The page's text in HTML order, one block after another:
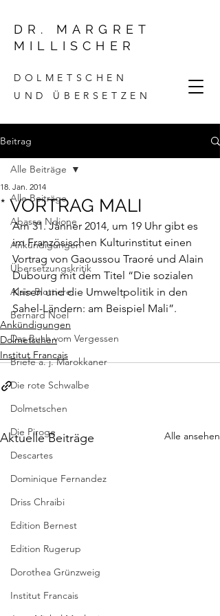
DR. MARGRET
MILLISCHER
DOLMETSCHEN
UND ÜBERSETZEN
Beitrag
Alle Beiträge
Abasse Ndione
Ankündigungen
Übersetzungskritik
Alain Blottiere
Bernard Noel
Das Buch vom Vergessen
Briefe a. j. Marokkaner
Die rote Schwalbe
Dolmetschen
Die Piroge
Descartes
Dominique Fernandez
Driss Chraibi
Edition Bernest
Edition Rugerup
Dorothea Grünzweig
Institut Francais
Alle Beiträge
* VORTRAG MALI
18. Jan. 2014
Am 31. Jänner 2014, um 19 Uhr gibt es
im Französischen Kulturinstitut einen
Vortrag von Gaoussou Traoré und Alain
Dubourg mit dem Titel “Die sozialen
Krisen und die Umweltpolitik in den
Sahel-Ländern: am Beispiel Mali”.
Ankündigungen
Dolmetschen
Institut Francais
Aktuelle Beiträge Alle ansehen